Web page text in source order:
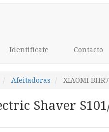
Identifícate Contacto
Afeitadoras XIAOMI
Shaver